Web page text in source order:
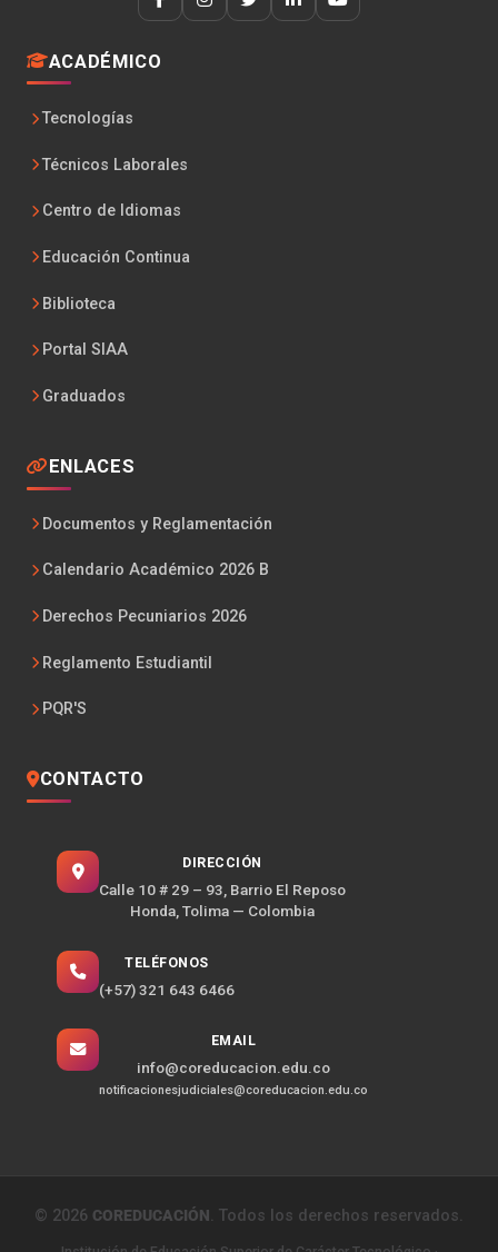
ACADÉMICO
Tecnologías
Técnicos Laborales
Centro de Idiomas
Educación Continua
Biblioteca
Portal SIAA
Graduados
ENLACES
Documentos y Reglamentación
Calendario Académico 2026 B
Derechos Pecuniarios 2026
Reglamento Estudiantil
PQR'S
CONTACTO
DIRECCIÓN
Calle 10 # 29 – 93, Barrio El Reposo
Honda, Tolima — Colombia
TELÉFONOS
(+57) 321 643 6466
EMAIL
info@coreducacion.edu.co
notificacionesjudiciales@coreducacion.edu.co
© 2026 COREDUCACIÓN. Todos los derechos reservados.